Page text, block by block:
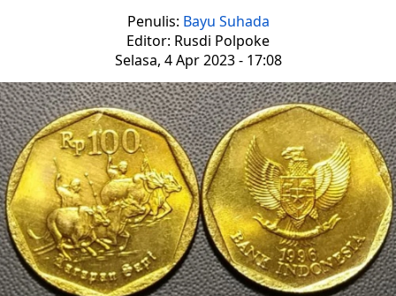
Penulis: Bayu Suhada
Editor: Rusdi Polpoke
Selasa, 4 Apr 2023 - 17:08